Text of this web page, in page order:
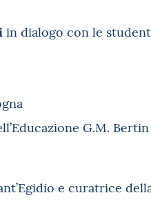
in dialogo con le
G.M. Bertin
e curatrice